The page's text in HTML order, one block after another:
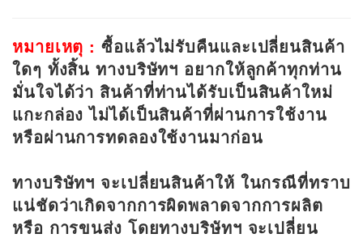
หมายเหตุ : ซื้อแล้วไม่รับคืนและเปลี่ยนสินค้า
ใดๆ ทั้งสิ้น ทางบริษัทฯ อยากให้ลูกค้าทุกท่าน
มั่นใจได้ว่า สินค้าที่ท่านได้รับเป็นสินค้าใหม่
แกะกล่อง ไม่ได้เป็นสินค้าที่ผ่านการใช้งาน
หรือผ่านการทดลองใช้งานมาก่อน
ทางบริษัทฯ จะเปลี่ยนสินค้าให้ ในกรณีที่ทราบ
แน่ชัดว่าเกิดจากการผิดพลาดจากการผลิต
หรือ การขนส่ง โดยทางบริษัทฯ จะเปลี่ยน